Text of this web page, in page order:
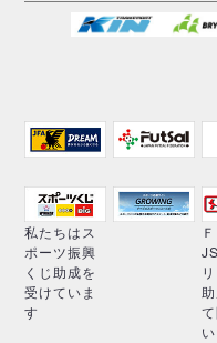
私たちはス
ポーツ振興
くじ助成を
受けていま
す